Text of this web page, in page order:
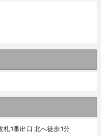
札1番出口 北へ徒歩1分